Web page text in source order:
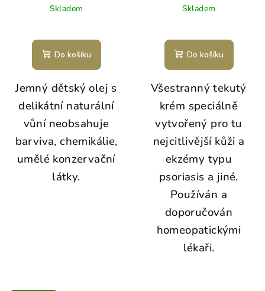
Skladem
Do košíku
Jemný dětský olej s
delikátní naturální
vůní neobsahuje
barviva, chemikálie,
umělé konzervační
látky.
Skladem
Do košíku
Všestranný tekutý
krém speciálně
vytvořený pro tu
nejcitlivější kůži a
ekzémy typu
psoriasis a jiné.
Používán a
doporučován
homeopatickými
lékaři.